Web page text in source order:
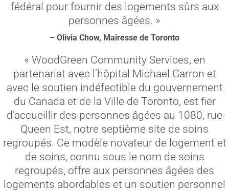
fédéral pour fournir des logements sûrs aux
personnes âgées. »
– Olivia Chow, Mairesse de Toronto
« WoodGreen Community Services, en
partenariat avec l’hôpital Michael Garron et
avec le soutien indéfectible du gouvernement
du Canada et de la Ville de Toronto, est fier
d’accueillir des personnes âgées au 1080, rue
Queen Est, notre septième site de soins
regroupés. Ce modèle novateur de logement et
de soins, connu sous le nom de soins
regroupés, offre aux personnes âgées des
logements abordables et un soutien personnel